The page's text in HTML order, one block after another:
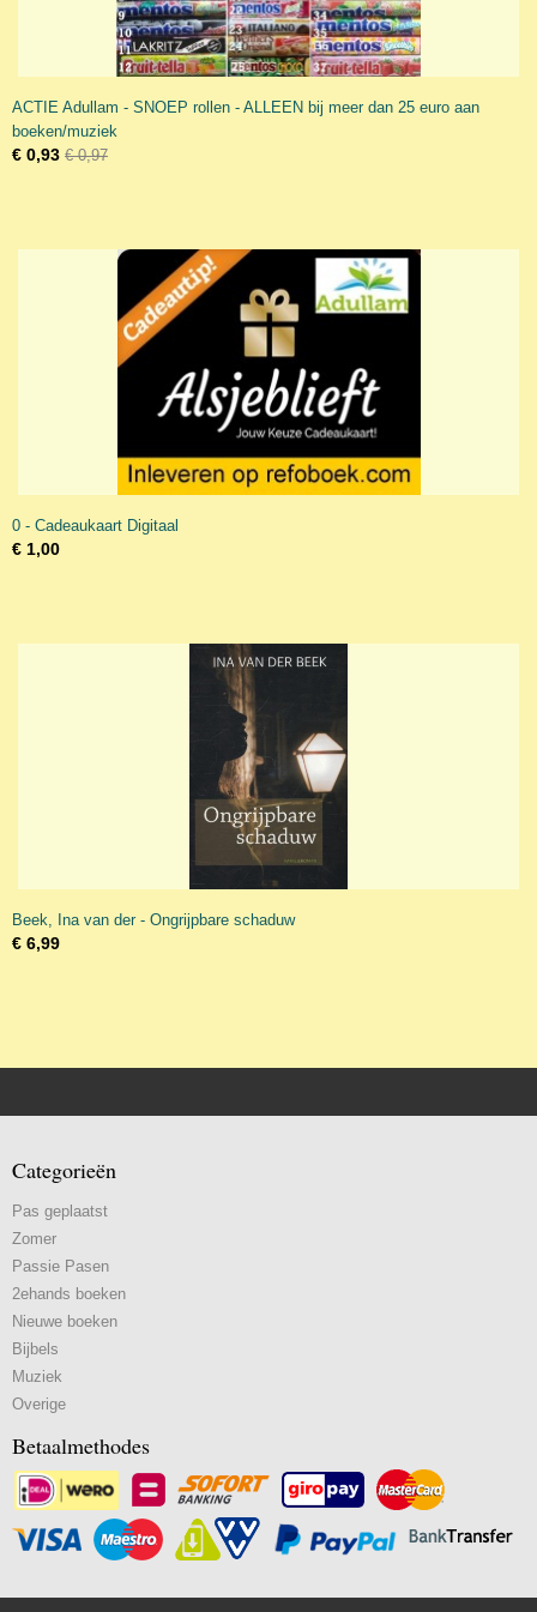
ACTIE Adullam - SNOEP rollen - ALLEEN bij meer dan 25 euro aan
boeken/muziek
€ 0,93 € 0,97
0 - Cadeaukaart Digitaal
€ 1,00
Beek, Ina van der - Ongrijpbare schaduw
€ 6,99
Categorieën
Pas geplaatst
Zomer
Passie Pasen
2ehands boeken
Nieuwe boeken
Bijbels
Muziek
Overige
Betaalmethodes